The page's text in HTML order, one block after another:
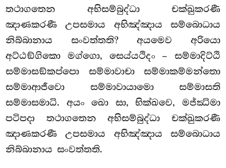
තථාගතෙන අභිසම්බුද්ධා චක්ඛුකරණී
ඤාණකරණී උපසමාය අභිඤ්ඤාය සම්බොධාය
නිබ්බානාය සංවත්තති? අයමෙව අරියො
අට්ඨඞ්ගිකො මග්ගො, සෙය්යථිදං – සම්මාදිට්ඨි
සම්මාසඞ්කප්පො සම්මාවාචා සම්මාකම්මන්තො
සම්මාආජීවො සම්මාවායාමො සම්මාසති
සම්මාසමාධි. අයං ඛො සා, භික්ඛවෙ, මජ්ඣිමා
පටිපදා තථාගතෙන අභිසම්බුද්ධා චක්ඛුකරණී
ඤාණකරණී උපසමාය අභිඤ්ඤාය සම්බොධාය
නිබ්බානාය සංවත්තති.